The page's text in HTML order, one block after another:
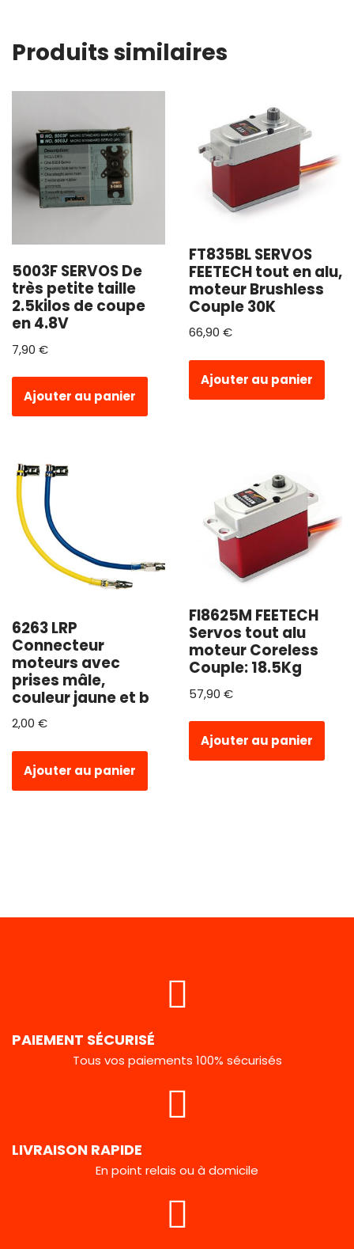
Produits similaires
5003F SERVOS De
très petite taille
2.5kilos de coupe
en 4.8V
7,90 €
Ajouter au panier
FT835BL SERVOS
FEETECH tout en alu,
moteur Brushless
Couple 30K
66,90 €
Ajouter au panier
6263 LRP
Connecteur
moteurs avec
prises mâle,
couleur jaune et b
2,00 €
Ajouter au panier
FI8625M FEETECH
Servos tout alu
moteur Coreless
Couple: 18.5Kg
57,90 €
Ajouter au panier
PAIEMENT SÉCURISÉ
Tous vos paiements 100% sécurisés
LIVRAISON RAPIDE
En point relais ou à domicile